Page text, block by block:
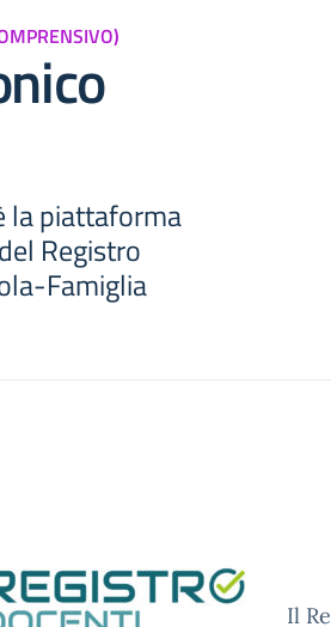
la piattaforma
Registro
Famiglia
Il